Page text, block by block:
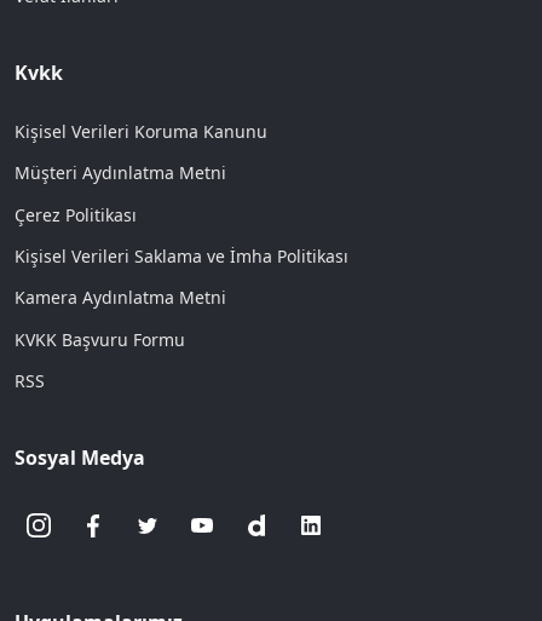
Kvkk
Kişisel Verileri Koruma Kanunu
Müşteri Aydınlatma Metni
Çerez Politikası
Kişisel Verileri Saklama ve İmha Politikası
Kamera Aydınlatma Metni
KVKK Başvuru Formu
RSS
Sosyal Medya